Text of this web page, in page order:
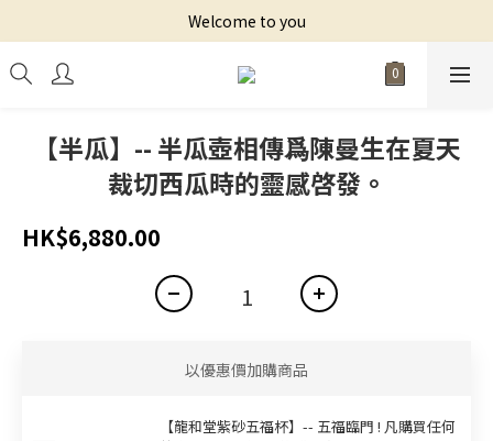
Welcome to you
【半瓜】-- 半瓜壺相傳爲陳曼生在夏天
裁切西瓜時的靈感啓發。
HK$6,880.00
以優惠價加購商品
【龍和堂紫砂五福杯‬】-- 五福臨門 ! 凡購買任何